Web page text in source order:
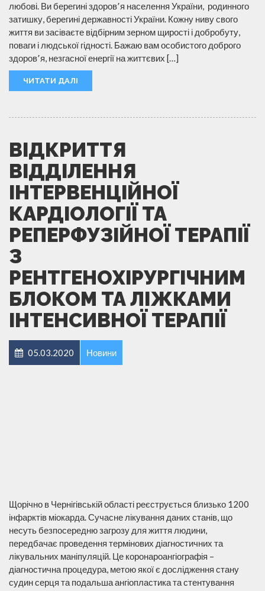
любові. Ви берегині здоров՚я населення України, родинного
затишку, берегині державності України. Кожну ниву свого
життя ви засіваєте відбірним зерном щирості і добробуту,
поваги і людської гідності. Бажаю вам особистого доброго
здоров՚я, незгасної енергії на життєвих […]
ЧИТАТИ ДАЛІ
ВІДКРИТТЯ
ВІДДІЛЕННЯ
ІНТЕРВЕНЦІЙНОЇ
КАРДІОЛОГІЇ ТА
РЕПЕРФУЗІЙНОЇ ТЕРАПІЇ
З
РЕНТГЕНОХІРУРГІЧНИМ
БЛОКОМ ТА ЛІЖКАМИ
ІНТЕНСИВНОЇ ТЕРАПІЇ
05.03.2020 Новини
Щорічно в Чернігівській області реєструється близько 1200
інфарктів міокарда. Сучасне лікування даних станів, що
несуть безпосередню загрозу для життя людини,
передбачає проведення термінових діагностичних та
лікувальних маніпуляцій. Це коронароангіографія –
діагностична процедура, метою якої є дослідження стану
судин серця та подальша ангіопластика та стентування